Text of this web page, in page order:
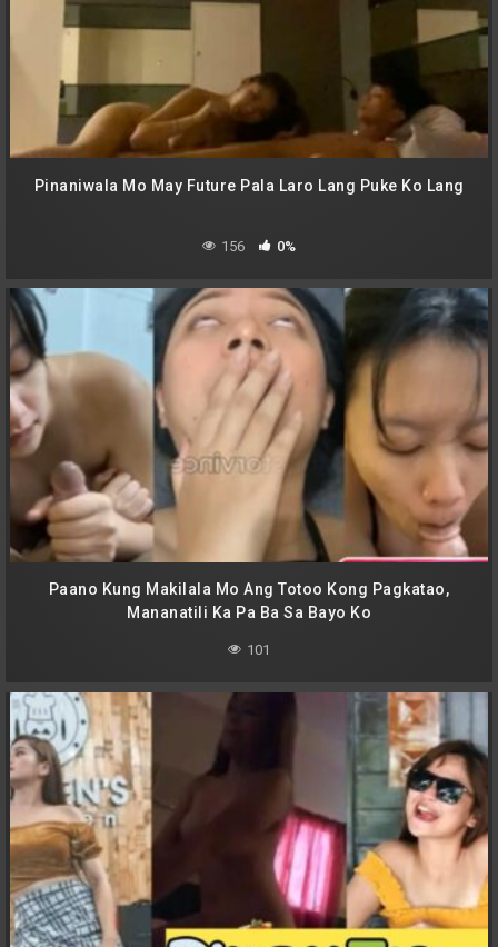
Pinaniwala Mo May Future Pala Laro Lang Puke Ko Lang
156 0%
Paano Kung Makilala Mo Ang Totoo Kong Pagkatao,
Mananatili Ka Pa Ba Sa Bayo Ko
101